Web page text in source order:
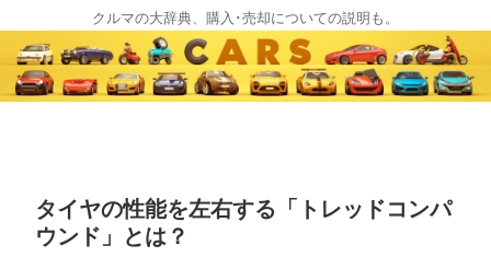
クルマの大辞典、購入･売却についての説明も。
タイヤの性能を左右する「トレッドコンパ
ウンド」とは？